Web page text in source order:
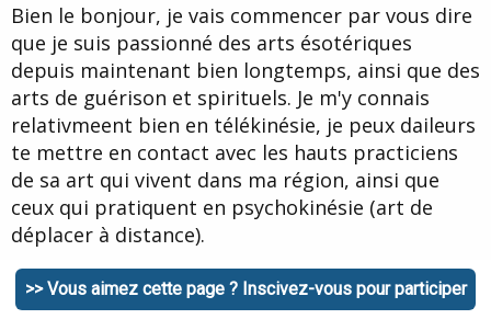
e
Bien le bonjour, je vais commencer par vous dire
que je suis passionné des arts ésotériques
depuis maintenant bien longtemps, ainsi que des
arts de guérison et spirituels. Je m'y connais
relativmeent bien en télékinésie, je peux daileurs
te mettre en contact avec les hauts practiciens
de sa art qui vivent dans ma région, ainsi que
ceux qui pratiquent en psychokinésie (art de
déplacer à distance).
Voila, voila, je repars vite ^^
>> Vous aimez cette page ? Inscivez-vous pour participer